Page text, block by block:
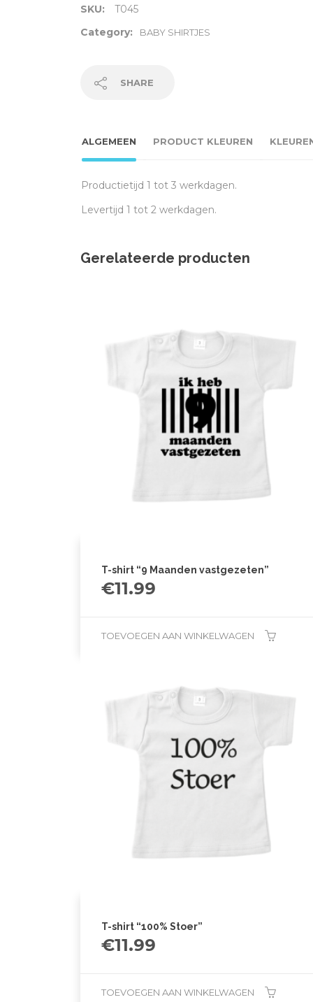
SKU:
T045
Category:
BABY SHIRTJES
SHARE
ALGEMEEN PRODUCT KLEUREN
Productietijd 1 tot 3 werkdagen.
Levertijd 1 tot 2 werkdagen.
Gerelateerde producten
T-shirt “9 Maanden vastgezeten”
€11.99
TOEVOEGEN AAN WINKELWAGEN
T-shirt “100% Stoer”
€11.99
TOEVOEGEN AAN WINKELWAGEN